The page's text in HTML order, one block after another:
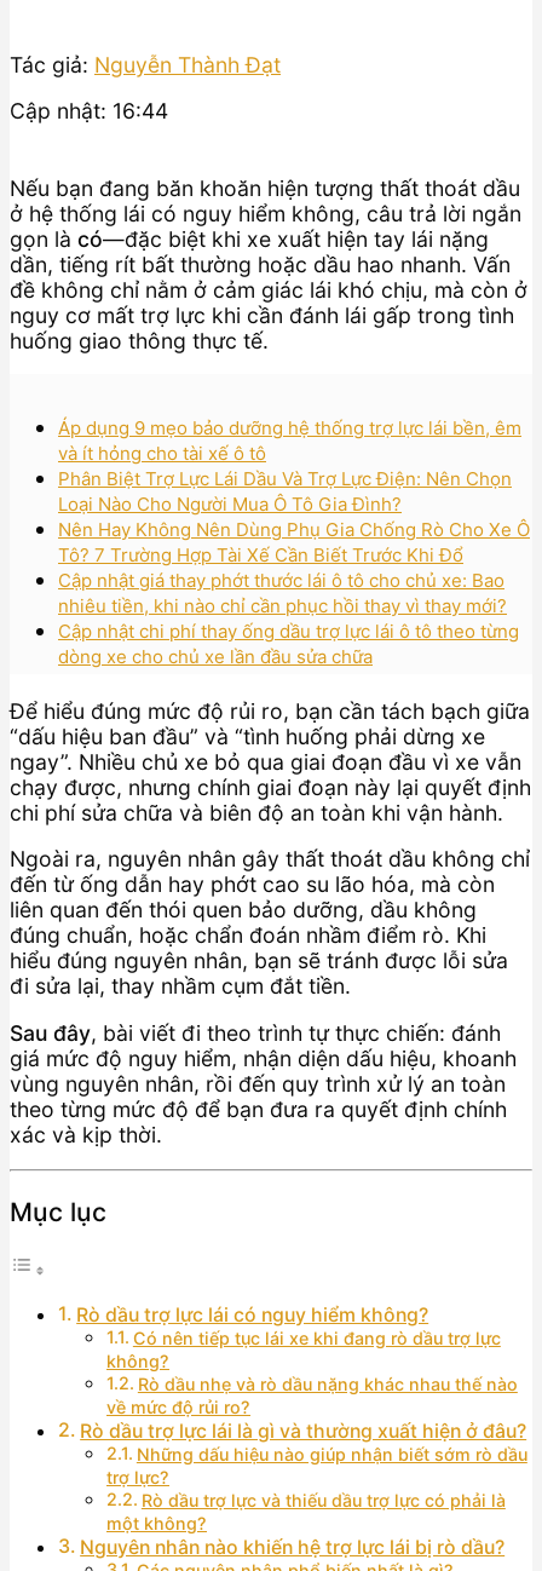
Tác giả: Nguyễn Thành Đạt
Cập nhật: 16:44
Nếu bạn đang băn khoăn hiện tượng thất thoát dầu
ở hệ thống lái có nguy hiểm không, câu trả lời ngắn
gọn là có—đặc biệt khi xe xuất hiện tay lái nặng
dần, tiếng rít bất thường hoặc dầu hao nhanh. Vấn
đề không chỉ nằm ở cảm giác lái khó chịu, mà còn ở
nguy cơ mất trợ lực khi cần đánh lái gấp trong tình
huống giao thông thực tế.
Áp dụng 9 mẹo bảo dưỡng hệ thống trợ lực lái bền, êm
và ít hỏng cho tài xế ô tô
Phân Biệt Trợ Lực Lái Dầu Và Trợ Lực Điện: Nên Chọn
Loại Nào Cho Người Mua Ô Tô Gia Đình?
Nên Hay Không Nên Dùng Phụ Gia Chống Rò Cho Xe Ô
Tô? 7 Trường Hợp Tài Xế Cần Biết Trước Khi Đổ
Cập nhật giá thay phớt thước lái ô tô cho chủ xe: Bao
nhiêu tiền, khi nào chỉ cần phục hồi thay vì thay mới?
Cập nhật chi phí thay ống dầu trợ lực lái ô tô theo từng
dòng xe cho chủ xe lần đầu sửa chữa
Để hiểu đúng mức độ rủi ro, bạn cần tách bạch giữa
“dấu hiệu ban đầu” và “tình huống phải dừng xe
ngay”. Nhiều chủ xe bỏ qua giai đoạn đầu vì xe vẫn
chạy được, nhưng chính giai đoạn này lại quyết định
chi phí sửa chữa và biên độ an toàn khi vận hành.
Ngoài ra, nguyên nhân gây thất thoát dầu không chỉ
đến từ ống dẫn hay phớt cao su lão hóa, mà còn
liên quan đến thói quen bảo dưỡng, dầu không
đúng chuẩn, hoặc chẩn đoán nhầm điểm rò. Khi
hiểu đúng nguyên nhân, bạn sẽ tránh được lỗi sửa
đi sửa lại, thay nhầm cụm đắt tiền.
Sau đây, bài viết đi theo trình tự thực chiến: đánh
giá mức độ nguy hiểm, nhận diện dấu hiệu, khoanh
vùng nguyên nhân, rồi đến quy trình xử lý an toàn
theo từng mức độ để bạn đưa ra quyết định chính
xác và kịp thời.
Mục lục
Rò dầu trợ lực lái có nguy hiểm không?
Có nên tiếp tục lái xe khi đang rò dầu trợ lực
không?
Rò dầu nhẹ và rò dầu nặng khác nhau thế nào
về mức độ rủi ro?
Rò dầu trợ lực lái là gì và thường xuất hiện ở đâu?
Những dấu hiệu nào giúp nhận biết sớm rò dầu
trợ lực?
Rò dầu trợ lực và thiếu dầu trợ lực có phải là
một không?
Nguyên nhân nào khiến hệ trợ lực lái bị rò dầu?